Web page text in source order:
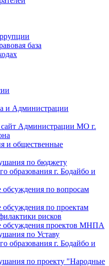
база
и Администрации
Администрации МО г.
и общественные
по бюджету
образования г. Бодайбо и
по вопросам
по проектам
рисков
обсуждения проектов МНПА
по Уставу
образования г. Бодайбо и
по проекту "Народные